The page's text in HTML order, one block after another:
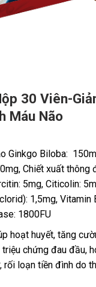
30 Viên-
Máu Não
Ginkgo Biloba:
Chiết xuất thông
5mg, Citicolin:
1,5mg, Vitamin
1800FU
hoạt huyết, tăng
chứng đau đầu,
rối loạn tiền đình do